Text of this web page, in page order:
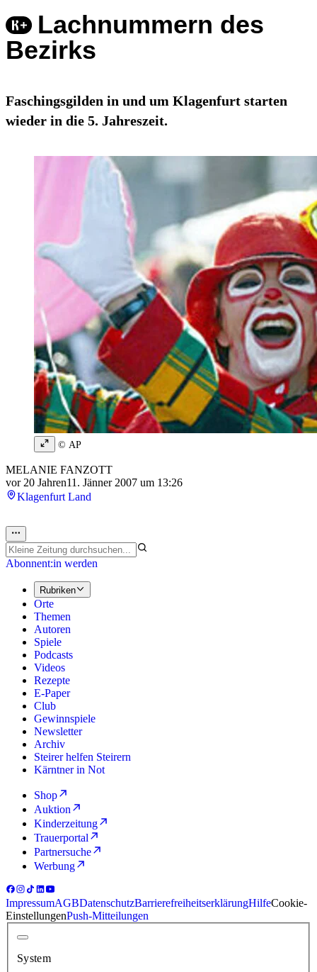
Lachnummern des
Bezirks
Faschingsgilden in und um Klagenfurt starten
wieder in die 5. Jahreszeit.
© AP
MELANIE FANZOTT
vor 20 Jahren11. Jänner 2007 um 13:26
Klagenfurt Land
Abonnent:in werden
Rubriken
Orte
Themen
Autoren
Spiele
Podcasts
Videos
Rezepte
E-Paper
Club
Gewinnspiele
Newsletter
Archiv
Steirer helfen Steirern
Kärntner in Not
Shop
Auktion
Kinderzeitung
Trauerportal
Partnersuche
Werbung
ImpressumAGBDatenschutzBarrierefreiheitserklärungHilfeCookie-
EinstellungenPush-Mitteilungen
System